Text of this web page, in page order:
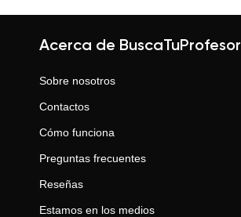
Acerca de BuscaTuProfesor
Sobre nosotros
Contactos
Cómo funciona
Preguntas frecuentes
Reseñas
Estamos en los medios